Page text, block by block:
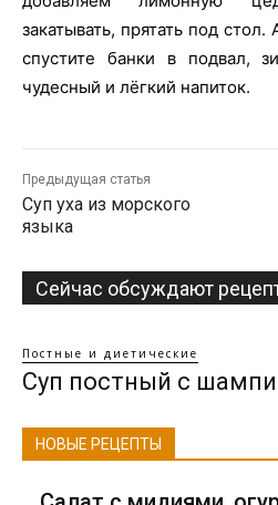
закатывать, прятать под
спустите банки в подвал,
чудесный и лёгкий напиток.
Предыдущая статья
Суп уха из морского
языка
Сейчас обсуждают
Постные и диетические
Суп постный с
НОВЫЕ РЕЦЕПТЫ